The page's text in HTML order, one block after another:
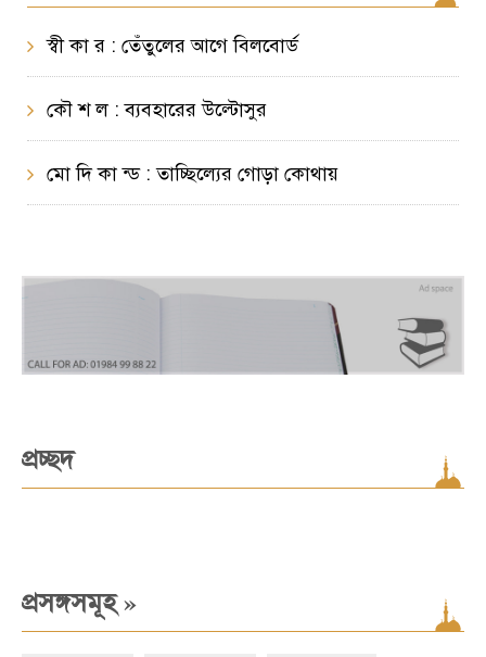
স্বী কা র : তেঁতুলের আগে বিলবোর্ড
কৌ শ ল : ব্যবহারের উল্টোসুর
মো দি কা ন্ড : তাচ্ছিল্যের গোড়া কোথায়
প্রচ্ছদ
প্রসঙ্গসমূহ»